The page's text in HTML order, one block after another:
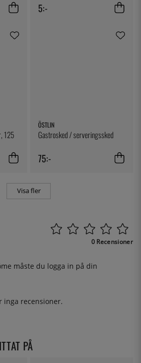
5:-
125
ÖSTLIN
Gastrosked / serveringssked
75:-
Visa fler
0 Recensioner
måste du logga in på din
inga recensioner.
PÅ